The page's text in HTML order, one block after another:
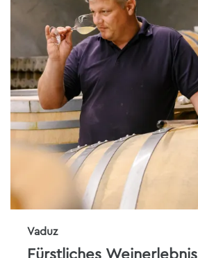
Vaduz
Fürstliches Weinerlebnis